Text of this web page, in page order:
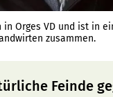
Orges VD und ist in
zusammen.
Feinde